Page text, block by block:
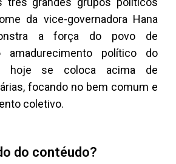
da vice-governadora Hana
a força do povo de
amadurecimento político do
hoje se coloca acima de
focando no bem comum e
coletivo.
do contéudo?